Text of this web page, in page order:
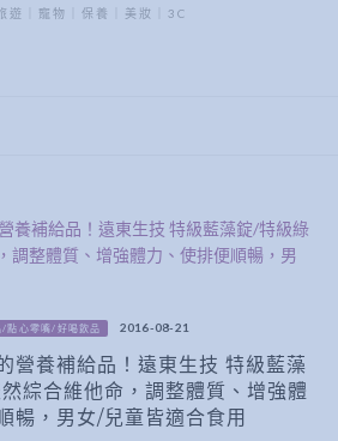
遊｜寵物｜保養｜美妝｜3C
/點心零嘴/好喝飲品 2016-08-21
營養補給品！遠東生技 特級藍藻
綜合維他命，調整體質、增強體
暢，男女/兒童皆適合食用